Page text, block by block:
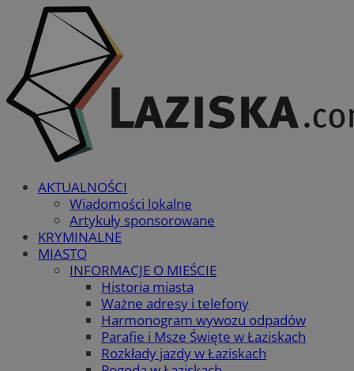
AKTUALNOŚCI
Wiadomości lokalne
Artykuły sponsorowane
KRYMINALNE
MIASTO
INFORMACJE O MIEŚCIE
Historia miasta
Ważne adresy i telefony
Harmonogram wywozu odpadów
Parafie i Msze Święte w Łaziskach
Rozkłady jazdy w Łaziskach